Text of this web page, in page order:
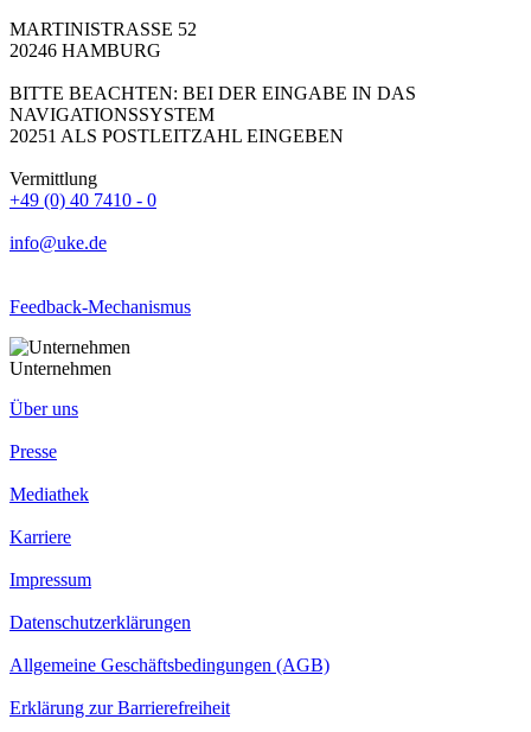
MARTINISTRASSE 52
20246 HAMBURG
BITTE BEACHTEN: BEI DER EINGABE IN DAS
NAVIGATIONSSYSTEM
20251 ALS POSTLEITZAHL EINGEBEN
Vermittlung
+49 (0) 40 7410 - 0
info@uke.de
Feedback-Mechanismus
Unternehmen
Über uns
Presse
Mediathek
Karriere
Impressum
Datenschutzerklärungen
Allgemeine Geschäftsbedingungen (AGB)
Erklärung zur Barrierefreiheit